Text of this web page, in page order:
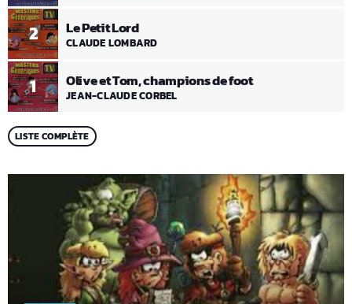
1 Olive et Tom, champions de foot
JEAN-CLAUDE CORBEL
2 Le Petit Lord
CLAUDE LOMBARD
LISTE COMPLÈTE